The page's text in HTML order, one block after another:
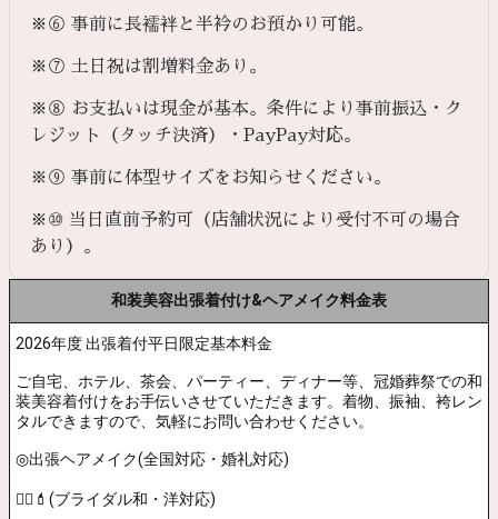
※⑥ 事前に長襦袢と半衿のお預かり可能。
※⑦ 土日祝は割増料金あり。
※⑧ お支払いは現金が基本。条件により事前振込・ク
レジット（タッチ決済）・PayPay対応。
※⑨ 事前に体型サイズをお知らせください。
※⑩ 当日直前予約可（店舗状況により受付不可の場合
あり）。
和装美容出張着付け&ヘアメイク料金表
2026年度 出張着付平日限定基本料金
ご自宅、ホテル、茶会、パーティー、ディナー等、冠婚葬祭での和
装美容着付けをお手伝いさせていただきます。着物、振袖、袴レン
タルできますので、気軽にお問い合わせください。
◎出張ヘアメイク(全国対応・婚礼対応)
💇‍♀️💄(ブライダル和・洋対応)